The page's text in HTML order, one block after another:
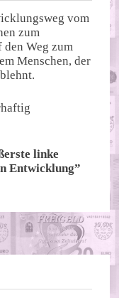
vom
zum
den Weg zum
Menschen, der
linke
Entwicklung”